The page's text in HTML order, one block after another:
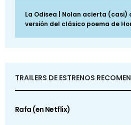
La Odisea | Nolan acierta (casi)
versión del clásico poema de
TRAILERS DE ESTRENOS
Rafa (en Netflix)